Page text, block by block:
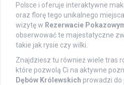
Polsce i oferuje interaktywne
oraz florę tego unikalnego
wizytę w Rezerwacie
obserwować te majestatyczne
takie jak rysie czy wilki.
Znajdziesz tu również wiele tras
które pozwolą Ci na aktywne
Dębów Królewskich prowadzi do